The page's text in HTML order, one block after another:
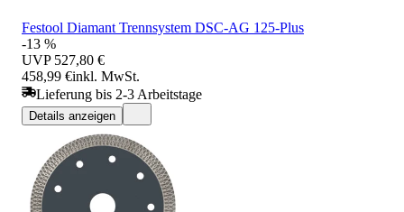
Festool Diamant Trennsystem DSC-AG 125-Plus
-13 %
UVP 527,80 €
458,99 €inkl. MwSt.
Lieferung bis 2-3 Arbeitstage
Details anzeigen